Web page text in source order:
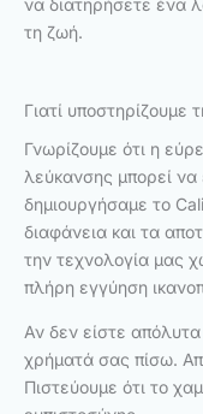
τη ζωή.
Γιατί υποστηρίζουμε
Γνωρίζουμε ότι η
λεύκανσης μπορεί να
δημιουργήσαμε το
διαφάνεια και τα
την τεχνολογία μας
πλήρη εγγύηση
Αν δεν είστε
χρήματά σας πίσω.
Πιστεύουμε ότι το